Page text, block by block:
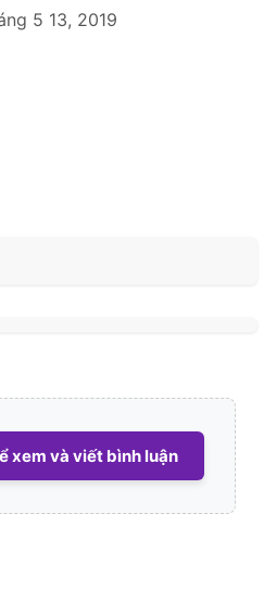
5 13, 2019
xem và viết bình luận